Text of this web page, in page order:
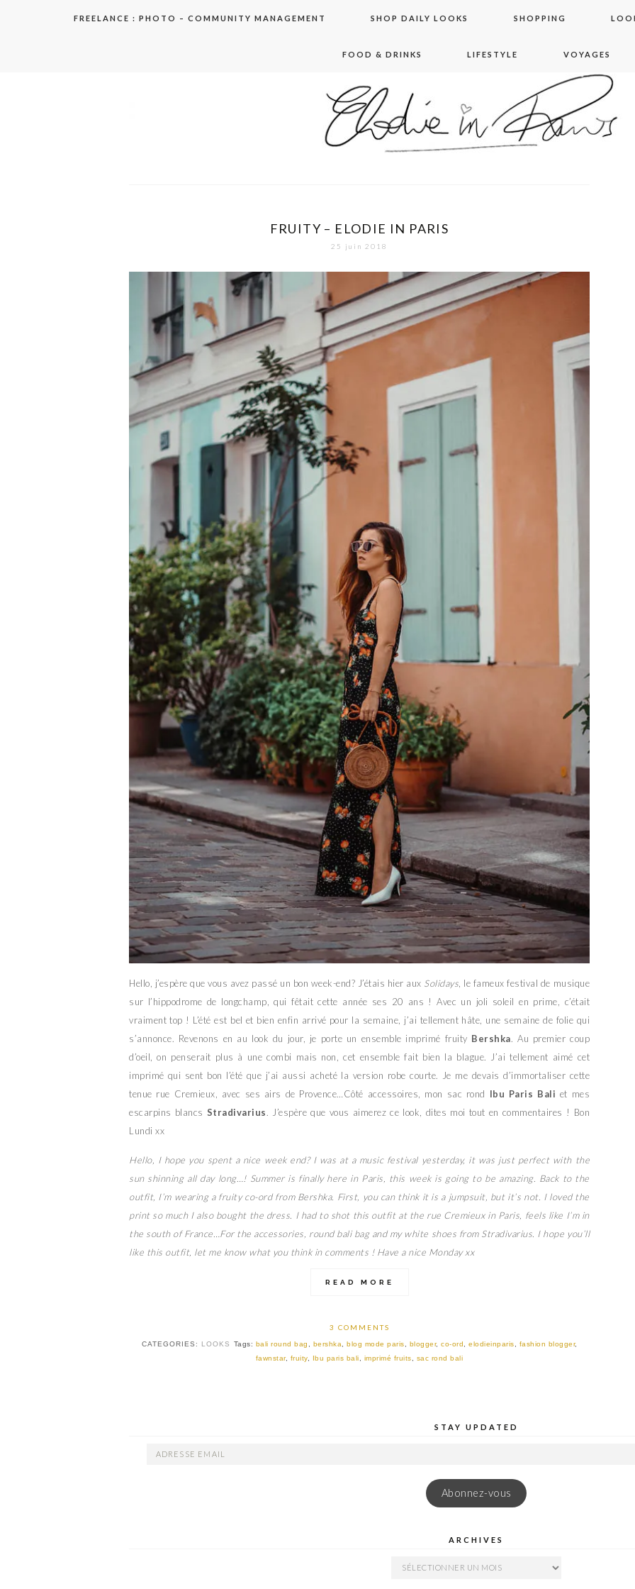
FREELANCE : PHOTO – COMMUNITY MANAGEMENT SHOP DAILY LOOKS SHOPPING
FOOD & DRINKS LIFESTYLE VOYAGES
elodie in paris
FRUITY – ELODIE IN PARIS
25 juin 2018
Hello, j’espère que vous avez passé un bon week-end? J’étais hier aux Solidays , le fameux festival de musique
sur l’hippodrome de longchamp, qui fêtait cette année ses 20 ans ! Avec un joli soleil en prime, c’était
vraiment top ! L’été est bel et bien enfin arrivé pour la semaine, j’ai tellement hâte, une semaine de folie qui
s’annonce. Revenons en au look du jour, je porte un ensemble imprimé fruity Bershka. Au premier coup
d’oeil, on penserait plus à une combi mais non, cet ensemble fait bien la blague. J’ai tellement aimé cet
imprimé qui sent bon l’été que j’ai aussi acheté la version robe courte. Je me devais d’immortaliser cette
tenue rue Cremieux, avec ses airs de Provence…Côté accessoires, mon sac rond Ibu Paris Bali et mes
escarpins blancs Stradivarius. J’espère que vous aimerez ce look, dites moi tout en commentaires ! Bon
Lundi xx
Hello, I hope you spent a nice week end? I was at a music festival yesterday, it was just perfect with the
sun shinning all day long…! Summer is finally here in Paris, this week is going to be amazing. Back to the
outfit, I’m wearing a fruity co-ord from Bershka. First, you can think it is a jumpsuit, but it’s not. I loved the
print so much I also bought the dress. I had to shot this outfit at the rue Cremieux in Paris, feels like I’m in
the south of France…For the accessories, round bali bag and my white shoes from Stradivarius. I hope you’ll
like this outfit, let me know what you think in comments ! Have a nice Monday xx
READ MORE
3 COMMENTS
CATEGORIES: LOOKS Tags: bali round bag bershka blog mode paris blogger, co-ord elodieinparis fashion blogger,
fawnstar, fruity, Ibu paris bali imprimé fruits sac rond bali
STAY UPDATED
ADRESSE
Abonnez-vous
ARCHIVES
ARCHIVES